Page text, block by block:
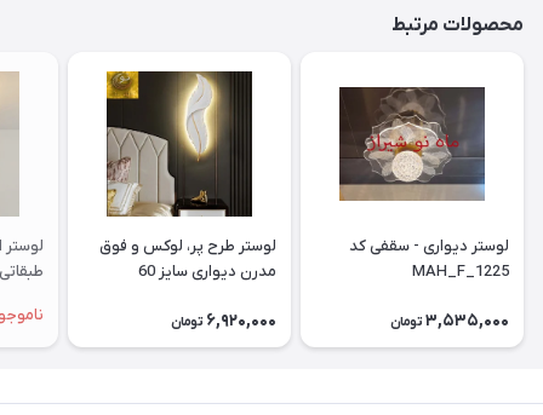
محصولات مرتبط
لوستر دیواری - سقفی کد
MAH_F_1225
3,535,000 تومان
لوستر طرح پر، لوکس و فوق
مدرن دیواری سایز 60
6,920,000 تومان